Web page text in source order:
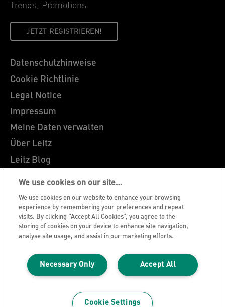
Trends, Promotions
JETZT REGISTRIEREN!
Datenschutzhinweise
Cookie Richtlinie
Legal Notice
Impressum
Meine Daten verwalten
Über Leitz
Leitz Blog
Karriere
Leitz EasyPrint
Kundenservice
Hinweise zum Verpackungsrecycling
Garantiebedingungen
Konformitätserklärungen
Sitemap
©2026 ACCO Brands
We use cookies on our site…
We use cookies on our website to enhance your browsing
experience by remembering your preferences and repeat
visits. By clicking “Accept All Cookies”, you agree to the
storing of cookies on your device to enhance site navigation,
analyse site usage, and assist in our marketing efforts.
Accept All
Necessary Only
Cookie Settings